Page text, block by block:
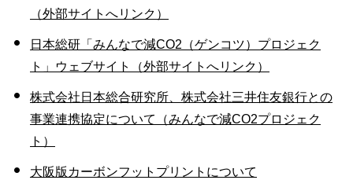
（外部サイトへリンク）
日本総研「みんなで減CO2（ゲンコツ）プロジェク
ト」ウェブサイト（外部サイトへリンク）
株式会社日本総合研究所、株式会社三井住友銀行との
事業連携協定について（みんなで減CO2プロジェク
ト）
大阪版カーボンフットプリントについて